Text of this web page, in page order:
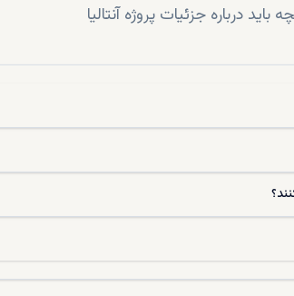
باید درباره جزئیات پروژهآنتالیا